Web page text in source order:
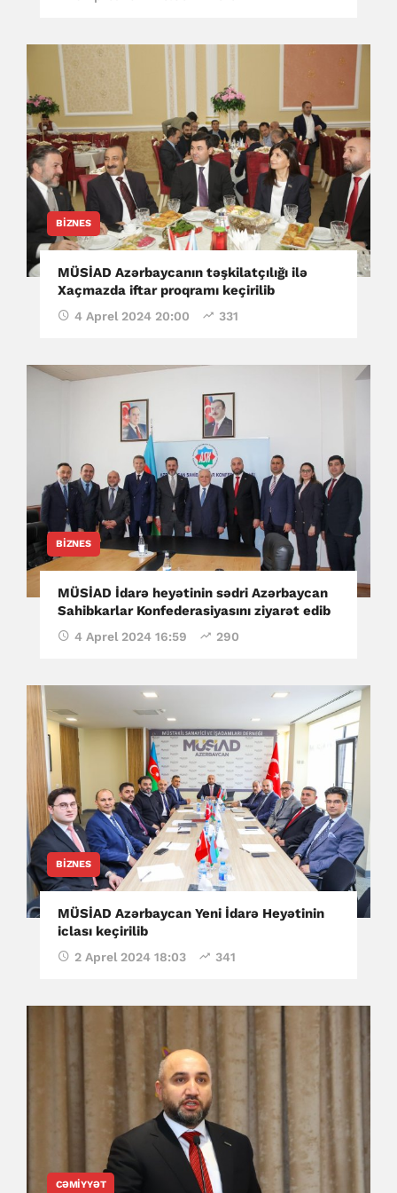
BIZNES
MÜSİAD Azərbaycanın təşkilatçılığı ilə
Xaçmazda iftar proqramı keçirilib
4 Aprel 2024 20:00 331
BIZNES
MÜSİAD İdarə heyətinin sədri Azərbaycan
Sahibkarlar Konfederasiyasını ziyarət edib
4 Aprel 2024 16:59 290
BIZNES
MÜSİAD Azərbaycan Yeni İdarə Heyətinin
iclası keçirilib
2 Aprel 2024 18:03 341
CƏMIYYƏT